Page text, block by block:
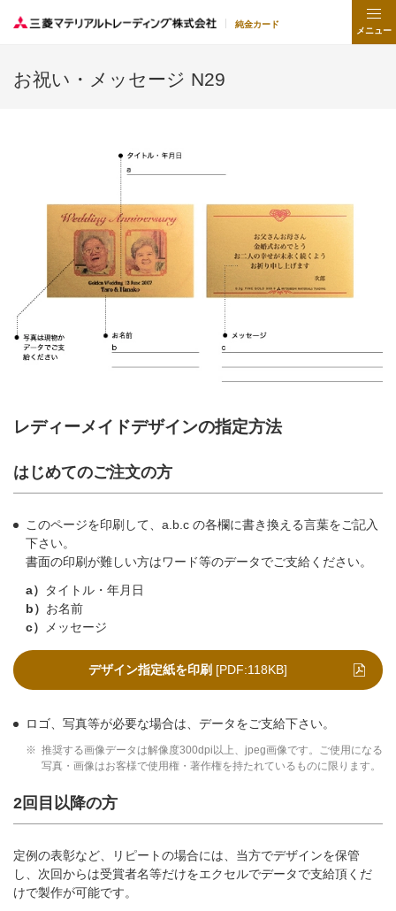
純金カード
メニュー
お祝い・メッセージ N29
レディーメイドデザインの指定方法
はじめてのご注文の方
このページを印刷して、a.b.c の各欄に書き換える言葉をご記入
下さい。
書面の印刷が難しい方はワード等のデータでご支給ください。
a）
タイトル・年月日
b） お名前
c）
メッセージ
デザイン指定紙を印刷 [PDF:118KB]
ロゴ、写真等が必要な場合は、データをご支給下さい。
※ 推奨する画像データは解像度300dpi以上、jpeg画像です。ご使用になる
写真・画像はお客様で使用権・著作権を持たれているものに限ります。
2回目以降の方
定例の表彰など、リピートの場合には、当方でデザインを保管
し、次回からは受賞者名等だけをエクセルでデータで支給頂くだ
けで製作が可能です。